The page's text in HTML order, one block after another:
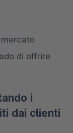
di offrire
i
dai clienti